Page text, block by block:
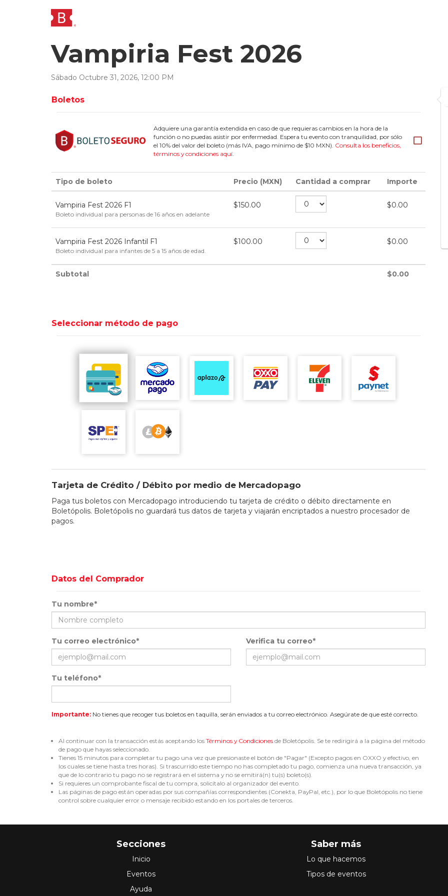
Vampiria Fest 2026
Sábado Octubre 31, 2026, 12:00 PM
Boletos
Adquiere una garantía extendida en caso de que requieras cambios en la hora de la
función o no puedas asistir por enfermedad. Espera tu evento con tranquilidad, por sólo
el 10% del valor del boleto (más IVA, pago mínimo de $10 MXN). Consulta los beneficios,
términos y condiciones aquí.
Tipo de boleto Precio (MXN) Cantidad a comprar Importe
Vampiria Fest 2026 F1
Boleto individual para personas de 16 años en adelante
$150.00 $0.00
Vampiria Fest 2026 Infantil F1
Boleto individual para infantes de 5 a 15 años de edad.
$100.00 $0.00
Subtotal $0.00
Seleccionar método de pago
Tarjeta de Crédito / Débito por medio de Mercadopago
Paga tus boletos con Mercadopago introduciendo tu tarjeta de crédito o débito directamente en
Boletópolis. Boletópolis no guardará tus datos de tarjeta y viajarán encriptados a nuestro procesador de
pagos.
Datos del Comprador
Tu nombre*
Tu correo electrónico* Verifica tu correo*
Tu teléfono*
Importante: No tienes que recoger tus boletos en taquilla, serán enviados a tu correo electrónico. Asegúrate de que esté correcto.
Al continuar con la transacción estás aceptando los Términos y Condiciones de Boletópolis. Se te redirigirá a la página del método
de pago que hayas seleccionado.
Tienes 15 minutos para completar tu pago una vez que presionaste el botón de "Pagar" (Excepto pagos en OXXO y efectivo, en
los cuales se tiene hasta tres horas). Si trascurrido este tiempo no has completado tu pago, comienza una nueva transacción, ya
que de lo contrario tu pago no se registrará en el sistema y no se emitirá(n) tu(s) boleto(s).
Si requieres un comprobante fiscal de tu compra, solicítalo al organizador del evento.
Las páginas de pago están operadas por sus compañías correspondientes (Conekta, PayPal, etc.), por lo que Boletópolis no tiene
control sobre cualquier error o mensaje recibido estando en los portales de terceros.
Secciones
Inicio
Eventos
Ayuda
Saber más
Lo que hacemos
Tipos de eventos